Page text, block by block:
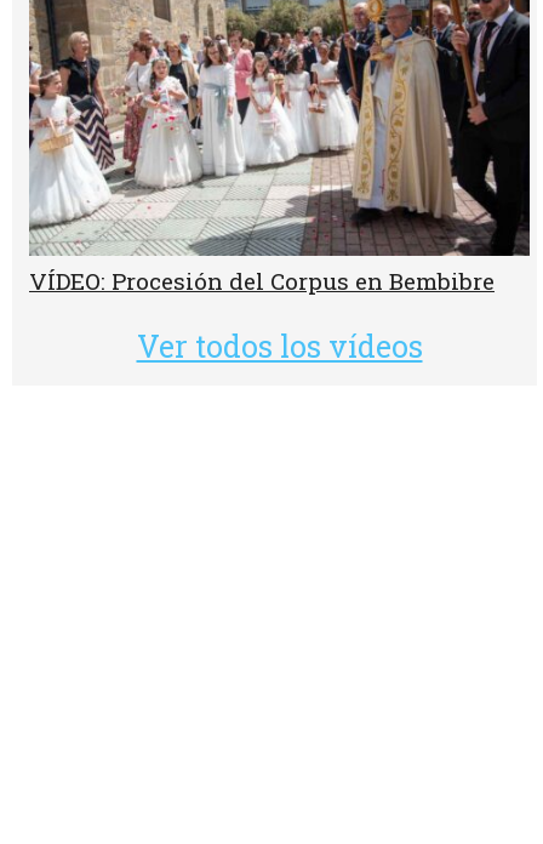
VÍDEO: Procesión del Corpus en Bembibre
Ver todos los vídeos